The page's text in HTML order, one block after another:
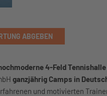
ABGEBEN
4-Feld Tennishalle
ganzjährig Camps in
und motivierten